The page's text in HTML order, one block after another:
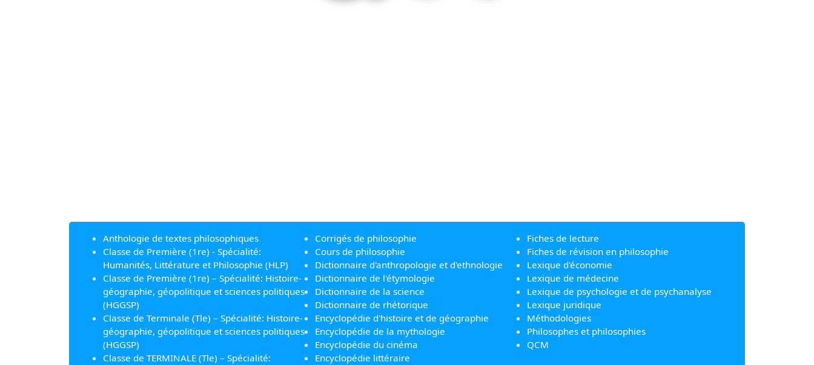
Anthologie de textes philosophiques
Classe de Première (1re) - Spécialité:
Humanités, Littérature et Philosophie (HLP)
Classe de Première (1re) – Spécialité: Histoire-
géographie, géopolitique et sciences politiques
(HGGSP)
Classe de Terminale (Tle) – Spécialité: Histoire-
géographie, géopolitique et sciences politiques
(HGGSP)
Classe de TERMINALE (Tle) – Spécialité:
Corrigés de philosophie
Cours de philosophie
Dictionnaire d'anthropologie et d'ethnologie
Dictionnaire de l'étymologie
Dictionnaire de la science
Dictionnaire de rhétorique
Encyclopédie d'histoire et de géographie
Encyclopédie de la mythologie
Encyclopédie du cinéma
Encyclopédie littéraire
Fiches de lecture
Fiches de révision en philosophie
Lexique d'économie
Lexique de médecine
Lexique de psychologie et de psychanalyse
Lexique juridique
Méthodologies
Philosophes et philosophies
QCM